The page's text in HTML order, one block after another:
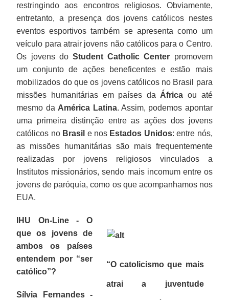
restringindo aos encontros religiosos. Obviamente,
entretanto, a presença dos jovens católicos nestes
eventos esportivos também se apresenta como um
veículo para atrair jovens não católicos para o Centro.
Os jovens do Student Catholic Center promovem
um conjunto de ações beneficentes e estão mais
mobilizados do que os jovens católicos no Brasil para
missões humanitárias em países da África ou até
mesmo da América Latina. Assim, podemos apontar
uma primeira distinção entre as ações dos jovens
católicos no Brasil e nos Estados Unidos: entre nós,
as missões humanitárias são mais frequentemente
realizadas por jovens religiosos vinculados a
Institutos missionários, sendo mais incomum entre os
jovens de paróquia, como os que acompanhamos nos
EUA.
“O catolicismo que mais
atrai a juventude
IHU On-Line - O
que os jovens de
ambos os países
entendem por “ser
católico”?
Sílvia Fernandes -